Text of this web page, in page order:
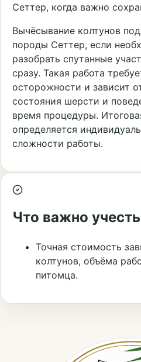
Сеттер, когда важно
Вычёсывание колтунов
породы Сеттер, если
разобрать спутанные
сразу. Такая работа
осторожности и зависит
состояния шерсти и
время процедуры.
определяется
сложности работы.
Что важно учесть
Точная стоимость
колтунов, объёма
питомца.